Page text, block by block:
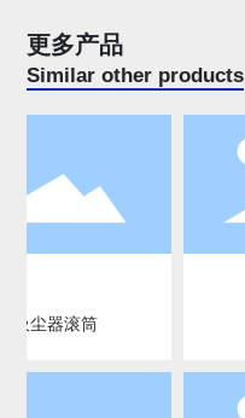
更多产品
Similar other products
吸尘器滚筒